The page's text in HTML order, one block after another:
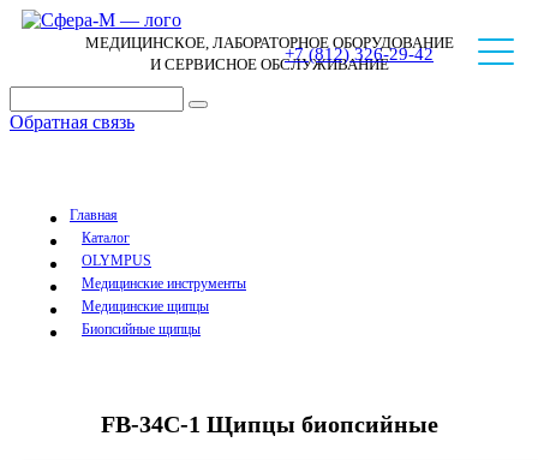
МЕДИЦИНСКОЕ, ЛАБОРАТОРНОЕ ОБОРУДОВАНИЕ
И СЕРВИСНОЕ ОБСЛУЖИВАНИЕ
+7 (812) 326-29-42
Обратная связь
Главная
Каталог
OLYMPUS
Медицинские инструменты
Медицинские щипцы
Биопсийные щипцы
FB-34C-1 Щипцы биопсийные